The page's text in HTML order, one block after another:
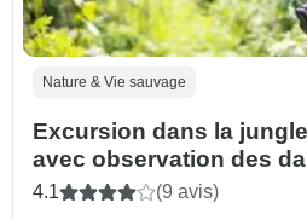
Nature & Vie sauvage
Excursion dans la
avec observation des
départ d'Iquitos - 3 jours
4.1 (9 avis)